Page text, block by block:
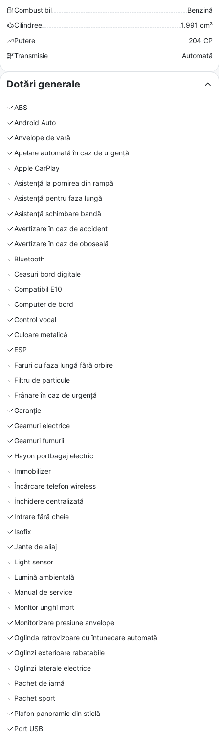
Combustibil
Benzină
Cilindree
1.991 cm³
Putere
204 CP
Transmisie
Automată
Dotări generale
ABS
Android Auto
Anvelope de vară
Apelare automată în caz de urgență
Apple CarPlay
Asistență la pornirea din rampă
Asistență pentru faza lungă
Asistență schimbare bandă
Avertizare în caz de accident
Avertizare în caz de oboseală
Bluetooth
Ceasuri bord digitale
Compatibil E10
Computer de bord
Control vocal
Culoare metalică
ESP
Faruri cu faza lungă fără orbire
Filtru de particule
Frânare în caz de urgență
Garanție
Geamuri electrice
Geamuri fumurii
Hayon portbagaj electric
Immobilizer
Încărcare telefon wireless
Închidere centralizată
Intrare fără cheie
Isofix
Jante de aliaj
Light sensor
Lumină ambientală
Manual de service
Monitor unghi mort
Monitorizare presiune anvelope
Oglinda retrovizoare cu întunecare automată
Oglinzi exterioare rabatabile
Oglinzi laterale electrice
Pachet de iarnă
Pachet sport
Plafon panoramic din sticlă
Port USB